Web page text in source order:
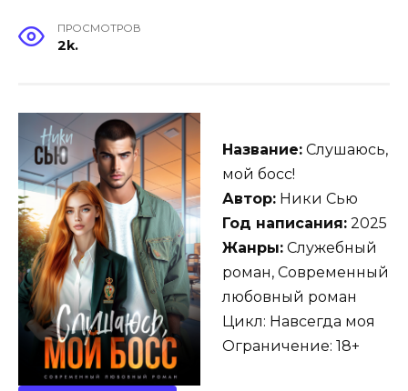
ПРОСМОТРОВ
2k.
Название: Слушаюсь,
мой босс!
Автор: Ники Сью
Год написания: 2025
Жанры: Служебный
роман, Современный
любовный роман
Цикл: Навсегда моя
Ограничение: 18+